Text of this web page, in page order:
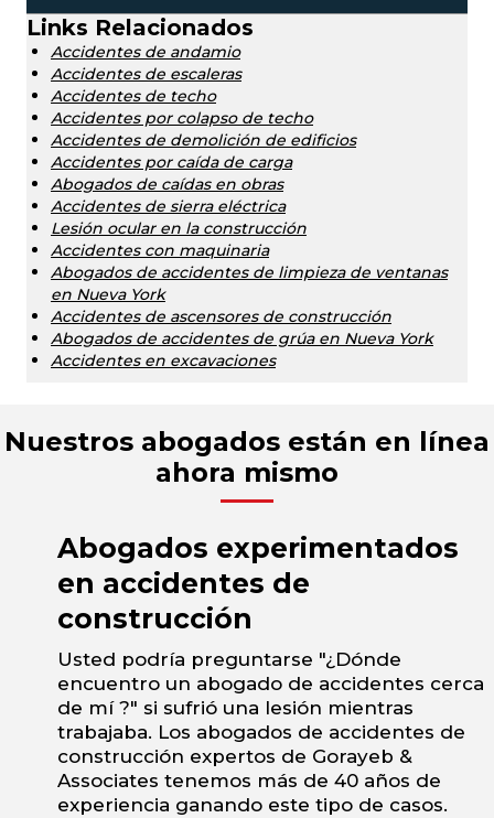
Links Relacionados
Accidentes de andamio
Accidentes de escaleras
Accidentes de techo
Accidentes por colapso de techo
Accidentes de demolición de edificios
Accidentes por caída de carga
Abogados de caídas en obras
Accidentes de sierra eléctrica
Lesión ocular en la construcción
Accidentes con maquinaria
Abogados de accidentes de limpieza de ventanas
en Nueva York
Accidentes de ascensores de construcción
Abogados de accidentes de grúa en Nueva York
Accidentes en excavaciones
Nuestros abogados están en línea
ahora mismo
Abogados experimentados
en accidentes de
construcción
Usted podría preguntarse "¿Dónde
encuentro un abogado de accidentes cerca
de mí ?" si sufrió una lesión mientras
trabajaba. Los abogados de accidentes de
construcción expertos de Gorayeb &
Associates tenemos más de 40 años de
experiencia ganando este tipo de casos.